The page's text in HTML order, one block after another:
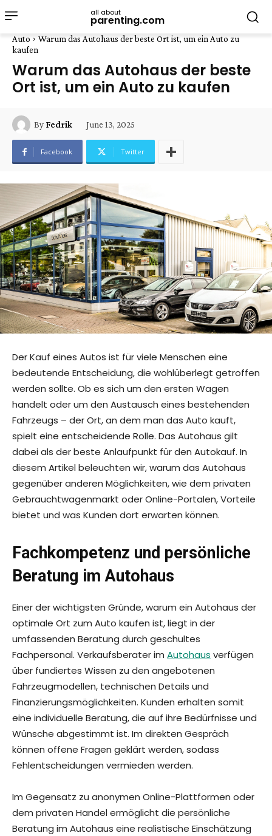
all about
parenting.com
Auto
Warum das Autohaus der beste Ort ist, um ein Auto zu
kaufen
Warum das Autohaus der beste
Ort ist, um ein Auto zu kaufen
By Fedrik June 13, 2025
Facebook Twitter
Der Kauf eines Autos ist für viele Menschen eine
bedeutende Entscheidung, die wohlüberlegt getroffen
werden sollte. Ob es sich um den ersten Wagen
handelt oder um den Austausch eines bestehenden
Fahrzeugs – der Ort, an dem man das Auto kauft,
spielt eine entscheidende Rolle. Das Autohaus gilt
dabei als der beste Anlaufpunkt für den Autokauf. In
diesem Artikel beleuchten wir, warum das Autohaus
gegenüber anderen Möglichkeiten, wie dem privaten
Gebrauchtwagenmarkt oder Online-Portalen, Vorteile
bietet und was Kunden dort erwarten können.
Fachkompetenz und persönliche
Beratung im Autohaus
Einer der wichtigsten Gründe, warum ein Autohaus der
optimale Ort zum Auto kaufen ist, liegt in der
umfassenden Beratung durch geschultes
Fachpersonal. Verkaufsberater im Autohaus verfügen
über fundiertes Wissen zu den angebotenen
Fahrzeugmodellen, technischen Details und
Finanzierungsmöglichkeiten. Kunden erhalten somit
eine individuelle Beratung, die auf ihre Bedürfnisse und
Wünsche abgestimmt ist. Im direkten Gespräch
können offene Fragen geklärt werden, sodass
Fehlentscheidungen vermieden werden.
Im Gegensatz zu anonymen Online-Plattformen oder
dem privaten Handel ermöglicht die persönliche
Beratung im Autohaus eine realistische Einschätzung